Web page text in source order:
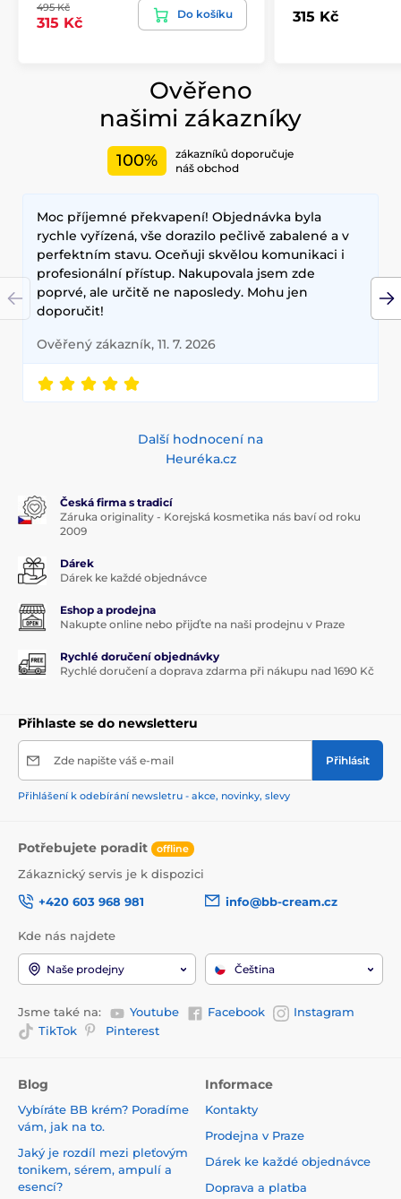
495 Kč
315 Kč
Do košíku 315 Kč
Ověřeno
našimi zákazníky
100%
zákazníků doporučuje
náš obchod
Moc příjemné překvapení! Objednávka byla
rychle vyřízená, vše dorazilo pečlivě zabalené a v
perfektním stavu. Oceňuji skvělou komunikaci i
profesionální přístup. Nakupovala jsem zde
poprvé, ale určitě ne naposledy. Mohu jen
doporučit!
Ověřený zákazník, 11. 7. 2026
Další hodnocení na
Heuréka.cz
Česká firma s tradicí
Záruka originality - Korejská kosmetika nás baví od roku
2009
Dárek
Dárek ke každé objednávce
Eshop a prodejna
Nakupte online nebo přijďte na naši prodejnu v Praze
Rychlé doručení objednávky
Rychlé doručení a doprava zdarma při nákupu nad 1690 Kč
Přihlaste se do newsletteru
Zde napište váš e-mail Přihlásit
Přihlášení k odebírání newsletru - akce, novinky, slevy
Potřebujete poradit offline
Zákaznický servis je k dispozici
+420 603 968 981
info@bb-cream.cz
Kde nás najdete
Naše prodejny Čeština
Jsme také na: Youtube Facebook
Instagram
TikTok
Pinterest
Blog
Vybíráte BB krém? Poradíme
vám, jak na to.
Jaký je rozdíl mezi pleťovým
tonikem, sérem, ampulí a
esencí?
Informace
Kontakty
Prodejna v Praze
Dárek ke každé objednávce
Doprava a platba